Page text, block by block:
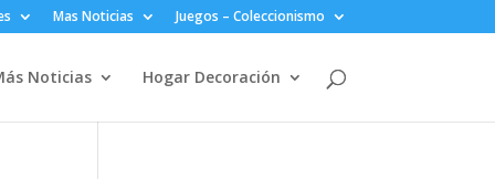
Mas Noticias Juegos – Coleccionismo
Noticias Hogar Decoración